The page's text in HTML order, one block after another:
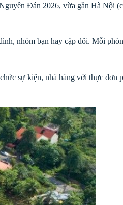
Đán 2026, vừa gần Hà Nội
nhóm bạn hay cặp đôi. Mỗi
sự kiện, nhà hàng với thực đơn